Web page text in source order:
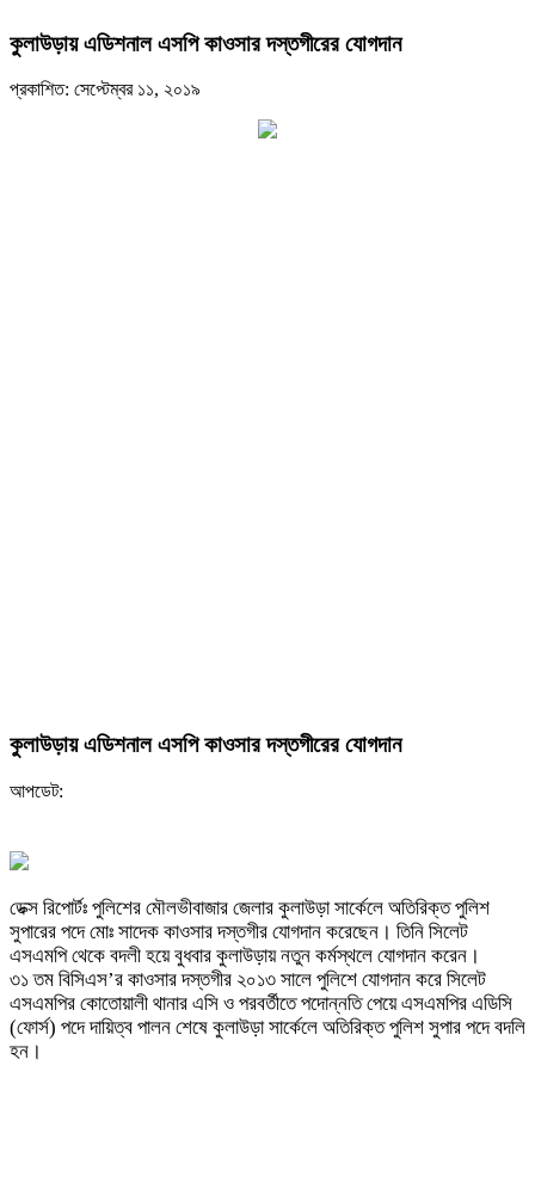
কুলাউড়ায় এডিশনাল এসপি কাওসার দস্তগীরের যোগদান
প্রকাশিত: সেপ্টেম্বর ১১, ২০১৯
কুলাউড়ায় এডিশনাল এসপি কাওসার দস্তগীরের যোগদান
আপডেট:
ডেক্স রিপোর্টঃ পুলিশের মৌলভীবাজার জেলার কুলাউড়া সার্কেলে অতিরিক্ত পুলিশ
সুপারের পদে মোঃ সাদেক কাওসার দস্তগীর যোগদান করেছেন। তিনি সিলেট
এসএমপি থেকে বদলী হয়ে বুধবার কুলাউড়ায় নতুন কর্মস্থলে যোগদান করেন।
৩১ তম বিসিএস’র কাওসার দস্তগীর ২০১৩ সালে পুলিশে যোগদান করে সিলেট
এসএমপির কোতোয়ালী থানার এসি ও পরবর্তীতে পদোন্নতি পেয়ে এসএমপির এডিসি
(ফোর্স) পদে দায়িত্ব পালন শেষে কুলাউড়া সার্কেলে অতিরিক্ত পুলিশ সুপার পদে বদলি
হন।